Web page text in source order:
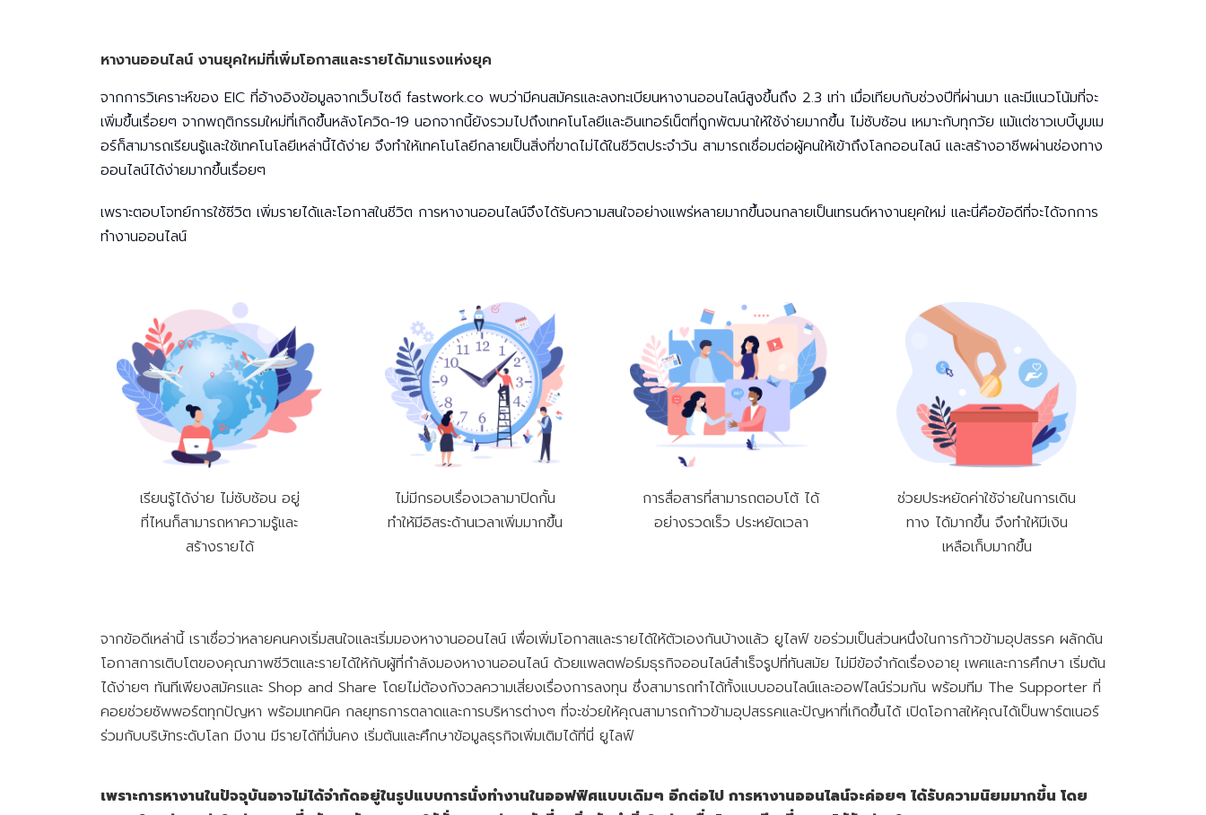
หางานออนไลน์ งานยุคใหม่ที่เพิ่มโอกาสและรายได้มาแรงแห่งยุค
จากการวิเคราะห์ของ EIC ที่อ้างอิงข้อมูลจากเว็บไซต์ fastwork.co พบว่ามีคนสมัครและลงทะเบียนหางานออนไลน์สูงขึ้นถึง 2.3 เท่า เมื่อเทียบกับช่วงปีที่ผ่านมา และมีแนวโน้มที่จะ
เพิ่มขึ้นเรื่อยๆ จากพฤติกรรมใหม่ที่เกิดขึ้นหลังโควิด-19 นอกจากนี้ยังรวมไปถึงเทคโนโลยีและอินเทอร์เน็ตที่ถูกพัฒนาให้ใช้ง่ายมากขึ้น ไม่ซับซ้อน เหมาะกับทุกวัย แม้แต่ชาวเบบี้บูมเม
อร์ก็สามารถเรียนรู้และใช้เทคโนโลยีเหล่านี้ได้ง่าย จึงทำให้เทคโนโลยีกลายเป็นสิ่งที่ขาดไม่ได้ในชีวิตประจำวัน สามารถเชื่อมต่อผู้คนให้เข้าถึงโลกออนไลน์ และสร้างอาชีพผ่านช่องทาง
ออนไลน์ได้ง่ายมากขึ้นเรื่อยๆ
เพราะตอบโจทย์การใช้ชีวิต เพิ่มรายได้และโอกาสในชีวิต การหางานออนไลน์จึงได้รับความสนใจอย่างแพร่หลายมากขึ้นจนกลายเป็นเทรนด์หางานยุคใหม่ และนี่คือข้อดีที่จะได้จกการ
ทำงานออนไลน์
เรียนรู้ได้ง่าย ไม่ซับซ้อน อยู่
ที่ไหนก็สามารถหาความรู้และ
สร้างรายได้
ไม่มีกรอบเรื่องเวลามาปิดกั้น
ทำให้มีอิสระด้านเวลาเพิ่มมากขึ้น
การสื่อสารที่สามารถตอบโต้ ได้
อย่างรวดเร็ว ประหยัดเวลา
ช่วยประหยัดค่าใช้จ่ายในการเดิน
ทาง ได้มากขึ้น จึงทำให้มีเงิน
เหลือเก็บมากขึ้น
จากข้อดีเหล่านี้ เราเชื่อว่าหลายคนคงเริ่มสนใจและเริ่มมองหางานออนไลน์ เพื่อเพิ่มโอกาสและรายได้ให้ตัวเองกันบ้างแล้ว ยูไลฟ์ ขอร่วมเป็นส่วนหนึ่งในการก้าวข้ามอุปสรรค ผลักดัน
โอกาสการเติบโตของคุณภาพชีวิตและรายได้ให้กับผู้ที่กำลังมองหางานออนไลน์ ด้วยแพลตฟอร์มธุรกิจออนไลน์สำเร็จรูปที่ทันสมัย ไม่มีข้อจำกัดเรื่องอายุ เพศและการศึกษา เริ่มต้น
ได้ง่ายๆ ทันทีเพียงสมัครและ Shop and Share โดยไม่ต้องกังวลความเสี่ยงเรื่องการลงทุน ซึ่งสามารถทำได้ทั้งแบบออนไลน์และออฟไลน์ร่วมกัน พร้อมทีม The Supporter ที่
คอยช่วยซัพพอร์ตทุกปัญหา พร้อมเทคนิค กลยุทธการตลาดและการบริหารต่างๆ ที่จะช่วยให้คุณสามารถก้าวข้ามอุปสรรคและปัญหาที่เกิดขึ้นได้ เปิดโอกาสให้คุณได้เป็นพาร์ตเนอร์
ร่วมกับบริษัทระดับโลก มีงาน มีรายได้ที่มั่นคง เริ่มต้นและศึกษาข้อมูลธุรกิจเพิ่มเติมได้ที่นี่ ยูไลฟ์
เพราะการหางานในปัจจุบันอาจไม่ได้จำกัดอยู่ในรูปแบบการนั่งทำงานในออฟฟิศแบบเดิมๆ อีกต่อไป การหางานออนไลน์จะค่อยๆ ได้รับความนิยมมากขึ้น โดย